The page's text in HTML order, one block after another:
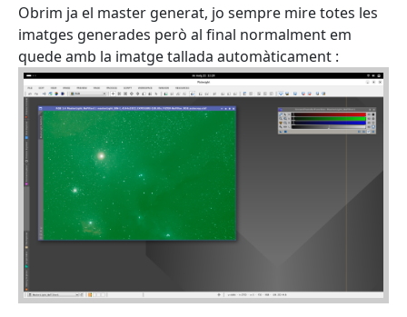
Obrim ja el master generat, jo sempre mire totes les
imatges generades però al final normalment em
quede amb la imatge tallada automàticament :